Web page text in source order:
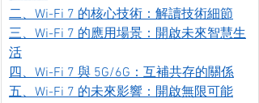
二、Wi-Fi 7 的核心技術：解讀技術細節
三、Wi-Fi 7 的應用場景：開啟未來智慧生
活
四、Wi-Fi 7 與 5G/6G：互補共存的關係
五、Wi-Fi 7 的未來影響：開啟無限可能